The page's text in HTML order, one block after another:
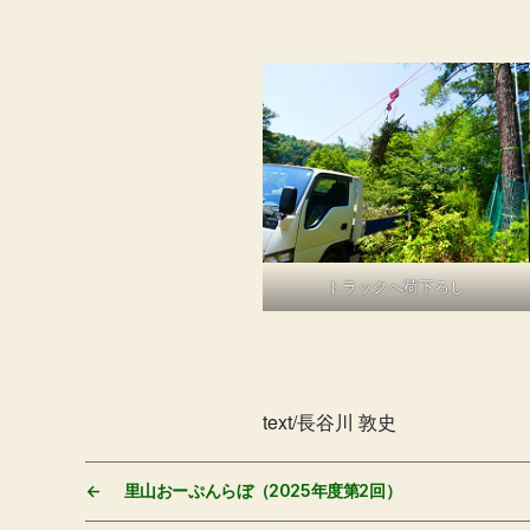
トラックへ荷下ろし
text/長谷川 敦史
← 里山おーぷんらぼ（2025年度第2回）